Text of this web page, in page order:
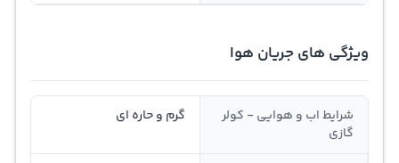
ویژگی های جریان هوا
شرایط اب و هوایی - کولر
گازی
گرم و حاره ای